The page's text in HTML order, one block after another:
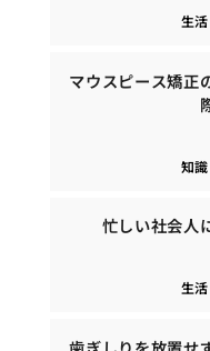
生活
マウスピース矯正
知識
忙しい社会人
生活